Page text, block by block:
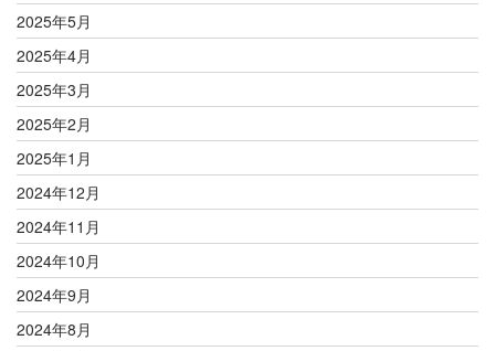
2025年5月
2025年4月
2025年3月
2025年2月
2025年1月
2024年12月
2024年11月
2024年10月
2024年9月
2024年8月